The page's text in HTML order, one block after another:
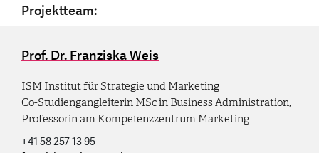
Projektteam:
Prof. Dr. Franziska Weis
ISM Institut für Strategie und Marketing
Co-Studiengangleiterin MSc in Business Administration,
Professorin am Kompetenzzentrum Marketing
+41 58 257 13 95